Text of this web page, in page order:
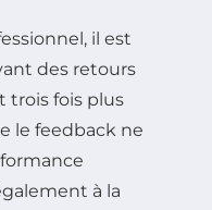
il est
des retours
trois fois plus
le feedback ne
à la